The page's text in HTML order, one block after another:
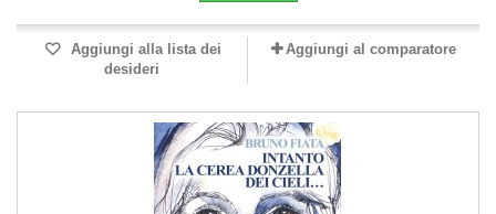
Aggiungi alla lista dei
desideri
Aggiungi al comparatore